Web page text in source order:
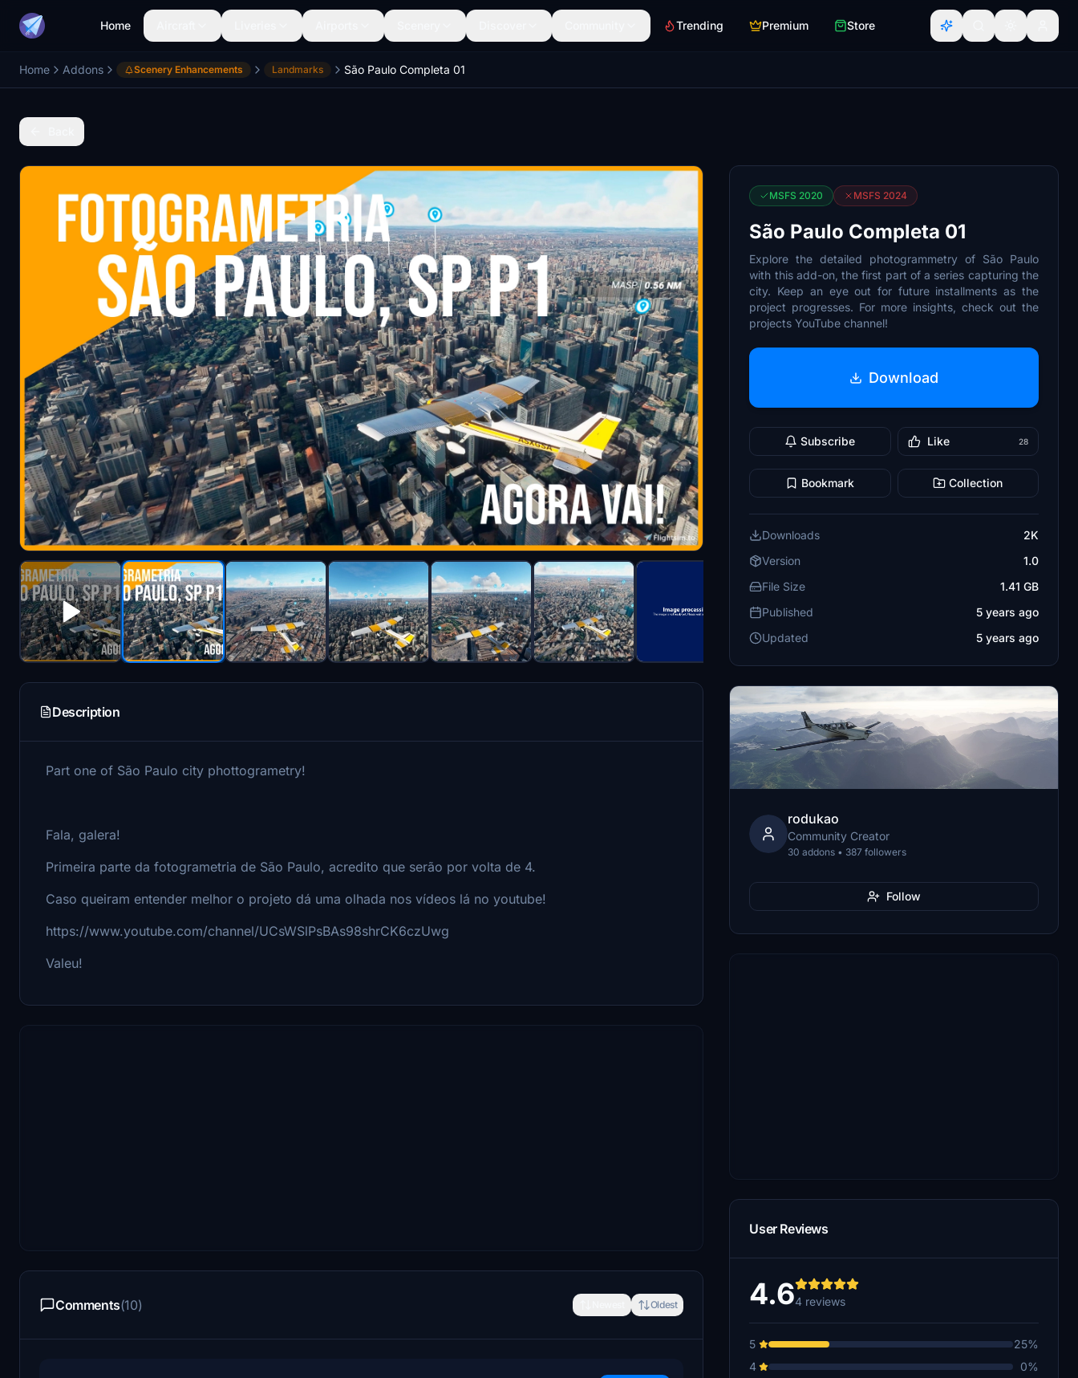
Home Trending Premium Store
Home Addons Scenery Enhancements Landmarks São Paulo Completa 01
Description
Part one of São Paulo city phottogrametry!
Fala, galera!
Primeira parte da fotogrametria de São Paulo, acredito que serão por volta de 4.
Caso queiram entender melhor o projeto dá uma olhada nos vídeos lá no youtube!
https://www.youtube.com/channel/UCsWSlPsBAs98shrCK6czUwg
Valeu!
Comments(10) Oldest
MSFS 2020 MSFS 2024
São Paulo Completa 01
Explore the detailed photogrammetry of São Paulo
with this add-on, the first part of a series capturing the
city. Keep an eye out for future installments as the
project progresses. For more insights, check out the
projects YouTube channel!
Download
Subscribe Like 28
Bookmark Collection
Downloads
2K
Version
1.0
File Size
1.41 GB
Published
5 years ago
Updated
5 years ago
rodukao
Community Creator
30 addons • 387 followers
Follow
User Reviews
4.64 reviews
5
25%
4
0%